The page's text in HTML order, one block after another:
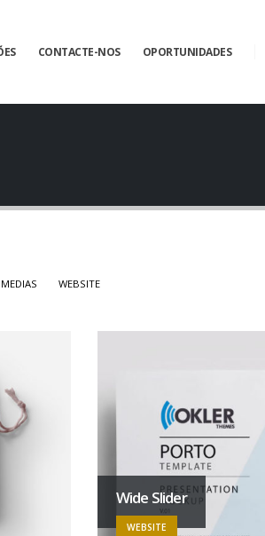
CONTACTE-NOS OPORTUNIDADES
MEDIAS WEBSITE
Wide Slider
WEBSITE